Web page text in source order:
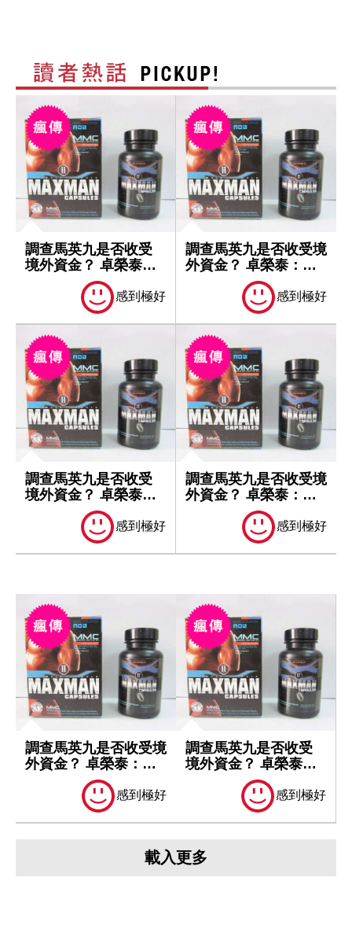
調查馬英九是否收受
境外資金？ 卓榮泰：
一切依法處理
感到極好
調查馬英九是否收受境
外資金？ 卓榮泰：一
切依法處理
感到極好
調查馬英九是否收受
境外資金？ 卓榮泰：
一切依法處理
感到極好
調查馬英九是否收受境
外資金？ 卓榮泰：一
切依法處理
感到極好
調查馬英九是否收受境
外資金？ 卓榮泰：一
切依法處理
感到極好
調查馬英九是否收受
境外資金？ 卓榮泰：
一切依法處理
感到極好
載入更多